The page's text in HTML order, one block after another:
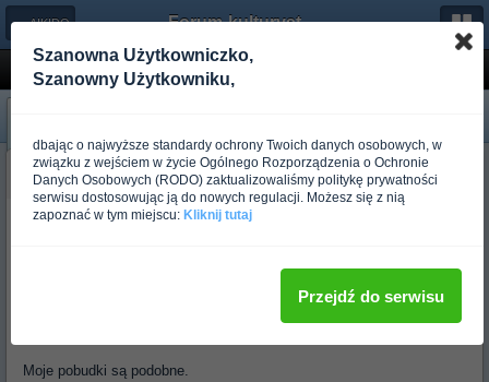
← AIKIDO Forum-kulturystyka.pl
Randall, o co Ci chodzi?
Poprzedni
»
budo_randall
Ponad rok temu
No i ten ostatni post jest praktycznie manifestem tego co zarzucam
Moje pobudki są podobne.
Szanowna Użytkowniczko,
Szanowny Użytkowniku,
dbając o najwyższe standardy ochrony Twoich danych osobowych, w
związku z wejściem w życie Ogólnego Rozporządzenia o Ochronie
Danych Osobowych (RODO) zaktualizowaliśmy politykę prywatności
serwisu dostosowując ją do nowych regulacji. Możesz się z nią
zapoznać w tym miejscu: Kliknij tutaj
Przejdź do serwisu